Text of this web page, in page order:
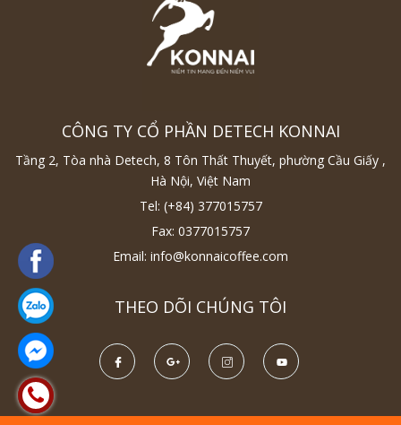
CÔNG TY CỔ PHẦN DETECH KONNAI
Tầng 2, Tòa nhà Detech, 8 Tôn Thất Thuyết, phường Cầu Giấy ,
Hà Nội, Việt Nam
Tel: (+84) 377015757
Fax: 0377015757
Email: info@konnaicoffee.com
THEO DÕI CHÚNG TÔI